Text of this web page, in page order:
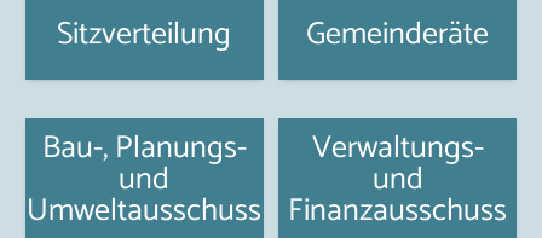
Sitzverteilung Gemeinderäte
Bau-, Planungs-
und
Umweltausschuss
Verwaltungs-
und
Finanzausschuss